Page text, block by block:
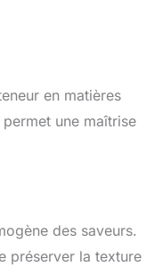
en matières
une maîtrise
des saveurs.
préserver la texture